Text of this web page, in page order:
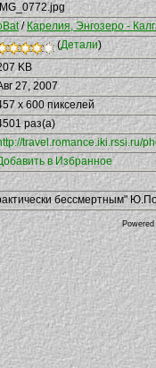
IMG_0772.jpg
/Карелия, Энгозеро -
(Детали)
KB
27, 2007
x 600 пикселей
раз(а)
travel.romance.iki.rssi.ru/
в Избранное
бессмертным"